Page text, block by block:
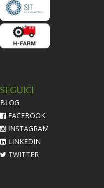
SEGUICI
BLOG
FACEBOOK
INSTAGRAM
LINKEDIN
TWITTER